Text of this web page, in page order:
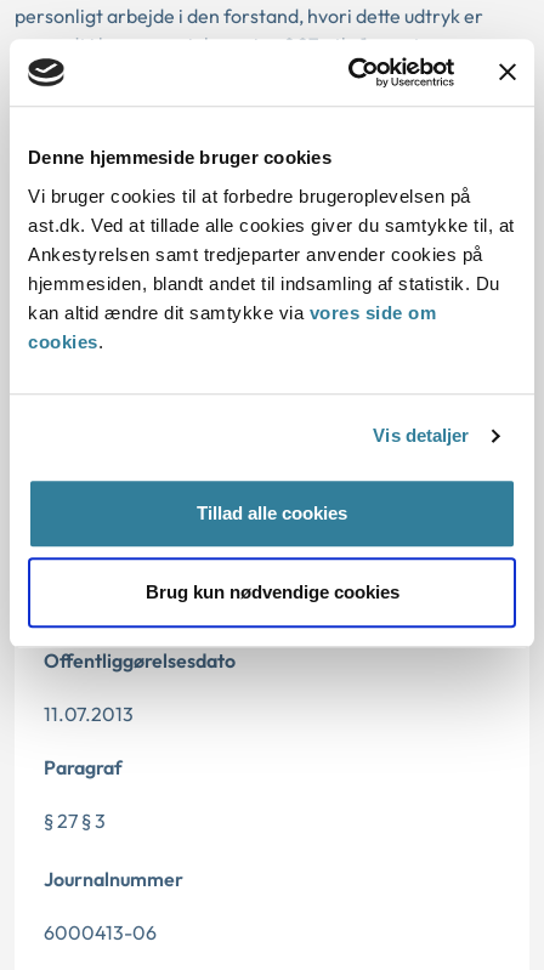
Denne hjemmeside bruger cookies
Vi bruger cookies til at forbedre brugeroplevelsen på
ast.dk. Ved at tillade alle cookies giver du samtykke til, at
Ankestyrelsen samt tredjeparter anvender cookies på
hjemmesiden, blandt andet til indsamling af statistik. Du
kan altid ændre dit samtykke via vores side om
cookies.
Vis detaljer
Tillad alle cookies
Brug kun nødvendige cookies
personligt arbejde i den forstand, hvori dette udtryk er
anvendt i lov om social pension § 27, stk. 1, og at
godtgørelsesbeløbet med rette er medtaget i
indtægtsgrundlaget for pensionens grundbeløb som sket.
Højesteret stadfæstede herefter Landsrettens dom, hvor
Ankestyrelsen blev frifundet.
Love:
Sagsfremstilling:
Dato for underskrift
Offentliggørelsesdato
11.07.2013
Paragraf
§ 27 § 3
Journalnummer
6000413-06